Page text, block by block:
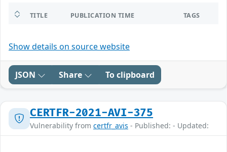
TITLE PUBLICATION TIME TAGS
Show details on source website
JSON Share To clipboard
CERTFR-2021-AVI-375
Vulnerability from certfr_avis - Published: - Updated: